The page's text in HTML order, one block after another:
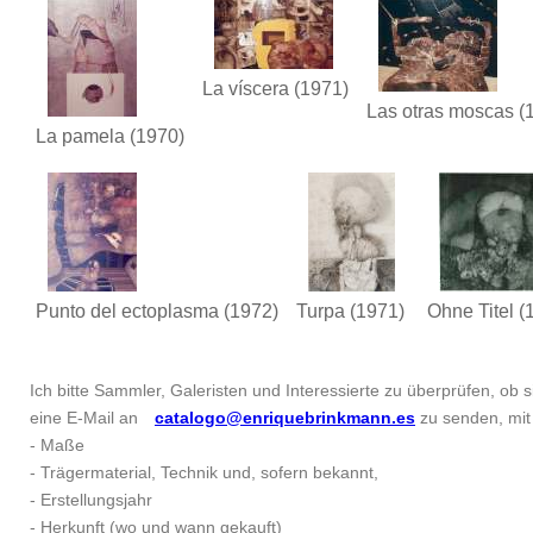
La pamela (1970)
La víscera (1971)
Las otras moscas
Punto del ectoplasma (1972) Turpa (1971) Ohne Titel
Ich bitte Sammler, Galeristen und Interessierte zu überprüfen, ob
eine E-Mail an
catalogo@enriquebrinkmann.es zu senden,
- Maße
- Trägermaterial, Technik und, sofern bekannt,
- Erstellungsjahr
- Herkunft (wo und wann gekauft)